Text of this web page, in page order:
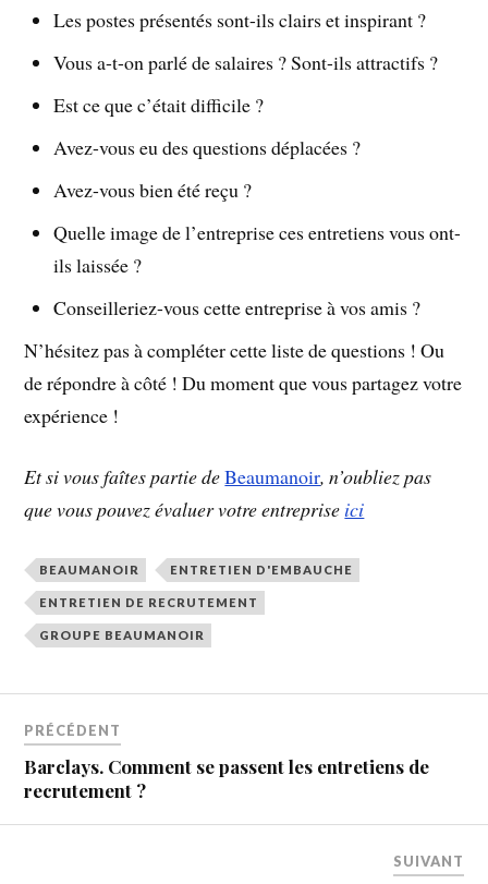
Les postes présentés sont-ils clairs et inspirant ?
Vous a-t-on parlé de salaires ? Sont-ils attractifs ?
Est ce que c’était difficile ?
Avez-vous eu des questions déplacées ?
Avez-vous bien été reçu ?
Quelle image de l’entreprise ces entretiens vous ont-
ils laissée ?
Conseilleriez-vous cette entreprise à vos amis ?
N’hésitez pas à compléter cette liste de questions ! Ou
de répondre à côté ! Du moment que vous partagez votre
expérience !
Et si vous faîtes partie deBeaumanoir, n’oubliez pas
que vous pouvez évaluer votre entreprise ici
BEAUMANOIR ENTRETIEN D'EMBAUCHE
ENTRETIEN DE RECRUTEMENT
GROUPE BEAUMANOIR
PRÉCÉDENT
Barclays. Comment se passent les entretiens de
recrutement ?
SUIVANT